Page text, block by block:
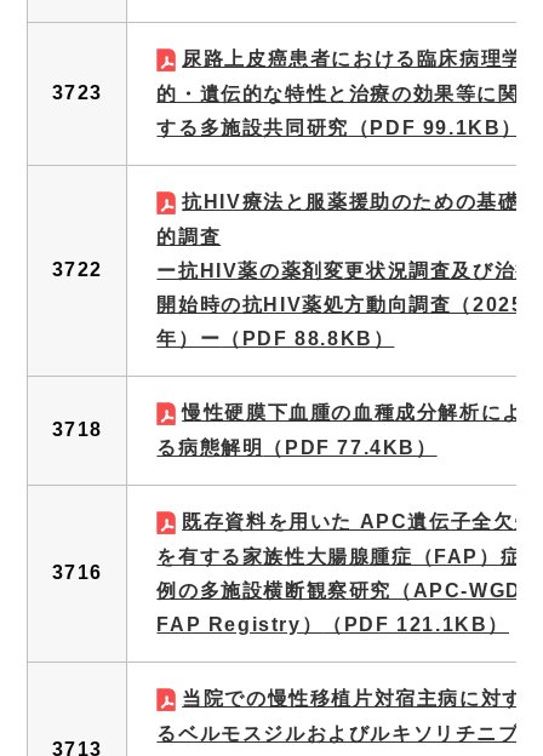
3723
尿路上皮癌患者における臨床病理学
的・遺伝的な特性と治療の効果等に関
する多施設共同研究
（PDF 99.1KB）
3722
抗HIV療法と服薬援助のための基礎
的調査
ー抗HIV薬の薬剤変更状況調査及び治療
開始時の抗HIV薬処方動向調査（2025
年）ー （PDF 88.8KB）
3718
慢性硬膜下血腫の血種成分解析によ
る病態解明
（PDF 77.4KB）
3716
既存資料を用いた APC遺伝子全欠失
を有する家族性大腸腺腫症（FAP）症
例の多施設横断観察研究（APC-WGD
FAP Registry）
（PDF 121.1KB）
3713
当院での慢性移植片対宿主病に対す
るベルモスジルおよびルキソリチニブ